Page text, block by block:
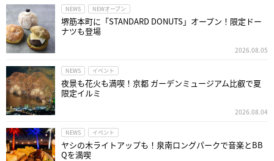
NEWS NEWオープン
堺筋本町に「STANDARD DONUTS」オープン！限定ドー
ナツも登場
2026.08.05
NEWS イベント
夜景も花火も満喫！京都 ガーデンミュージアム比叡で夏
限定イルミ
2026.08.04
NEWS イベント
ヤシの木ライトアップも！泉南ロングパークで音楽とBB
Qを満喫